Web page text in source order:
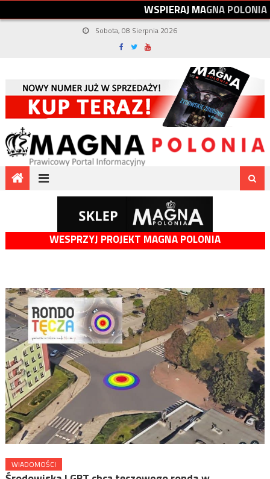
WSPIERAJMAGNAPOLONIA
Sobota, 08 Sierpnia 2026
WESPRZYJ PROJEKT MAGNA POLONIA
WIADOMOŚCI